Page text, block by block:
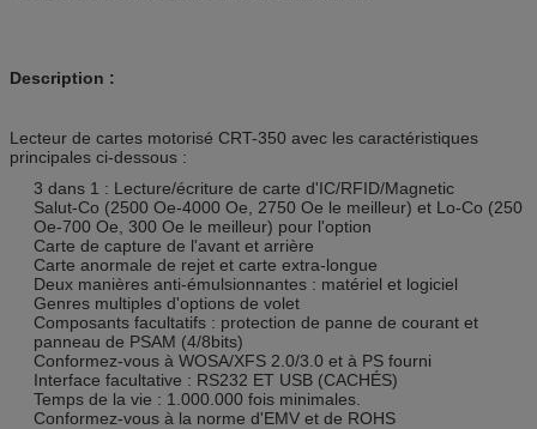
Description :
Lecteur de cartes motorisé CRT-350 avec les caractéristiques
principales ci-dessous :
3 dans 1 : Lecture/écriture de carte d'IC/RFID/Magnetic
Salut-Co (2500 Oe-4000 Oe, 2750 Oe le meilleur) et Lo-Co (250
Oe-700 Oe, 300 Oe le meilleur) pour l'option
Carte de capture de l'avant et arrière
Carte anormale de rejet et carte extra-longue
Deux manières anti-émulsionnantes : matériel et logiciel
Genres multiples d'options de volet
Composants facultatifs : protection de panne de courant et
panneau de PSAM (4/8bits)
Conformez-vous à WOSA/XFS 2.0/3.0 et à PS fourni
Interface facultative : RS232 ET USB (CACHÉS)
Temps de la vie : 1.000.000 fois minimales.
Conformez-vous à la norme d'EMV et de ROHS